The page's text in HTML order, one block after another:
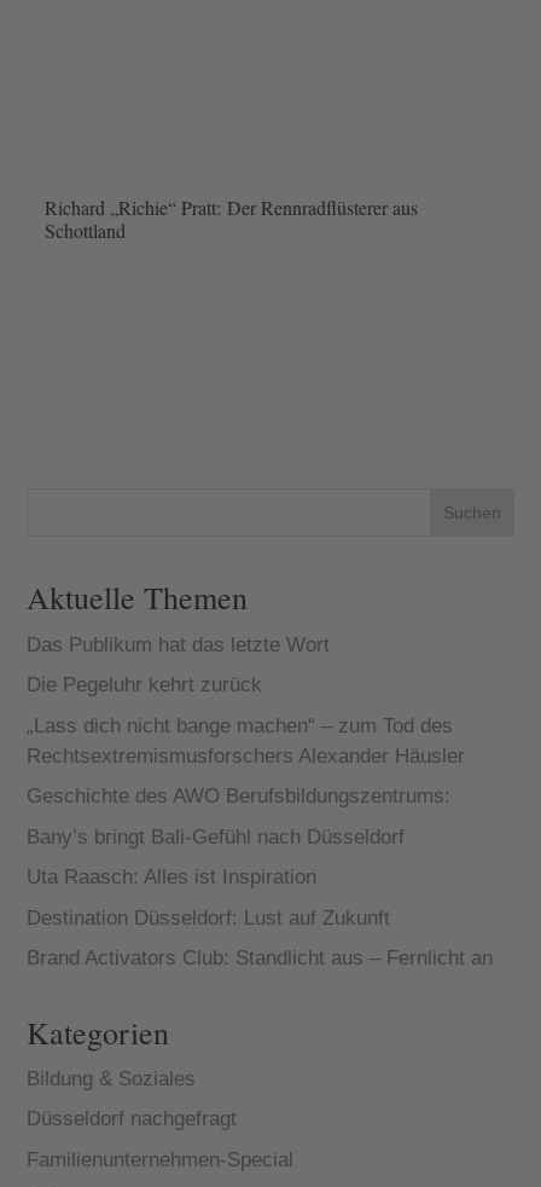
Richard „Richie“ Pratt: Der Rennradflüsterer aus
Schottland
Suchen
Aktuelle Themen
Das Publikum hat das letzte Wort
Die Pegeluhr kehrt zurück
„Lass dich nicht bange machen“ – zum Tod des
Rechtsextremismusforschers Alexander Häusler
Geschichte des AWO Berufsbildungszentrums:
Bany’s bringt Bali-Gefühl nach Düsseldorf
Uta Raasch: Alles ist Inspiration
Destination Düsseldorf: Lust auf Zukunft
Brand Activators Club: Standlicht aus – Fernlicht an
Kategorien
Bildung & Soziales
Düsseldorf nachgefragt
Familienunternehmen-Special